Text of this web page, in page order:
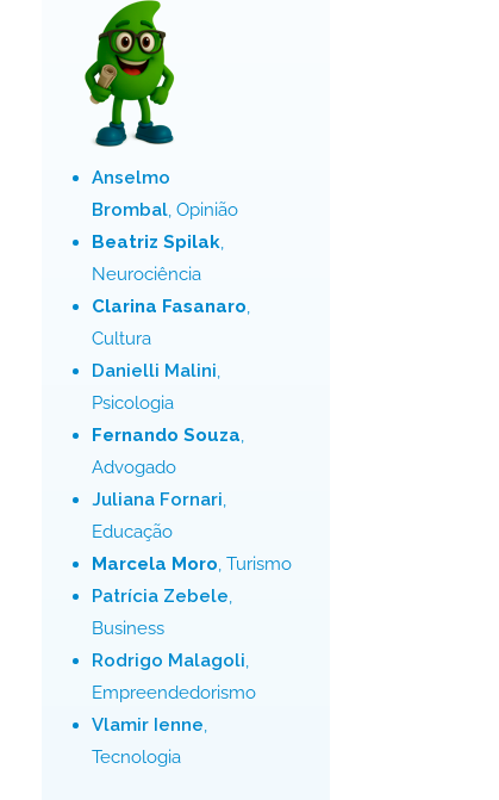
Anselmo
Brombal, Opinião
Beatriz Spilak,
Neurociência
Clarina Fasanaro,
Cultura
Danielli Malini,
Psicologia
Fernando Souza,
Advogado
Juliana Fornari,
Educação
Marcela Moro, Turismo
Patrícia Zebele,
Business
Rodrigo Malagoli,
Empreendedorismo
Vlamir Ienne,
Tecnologia